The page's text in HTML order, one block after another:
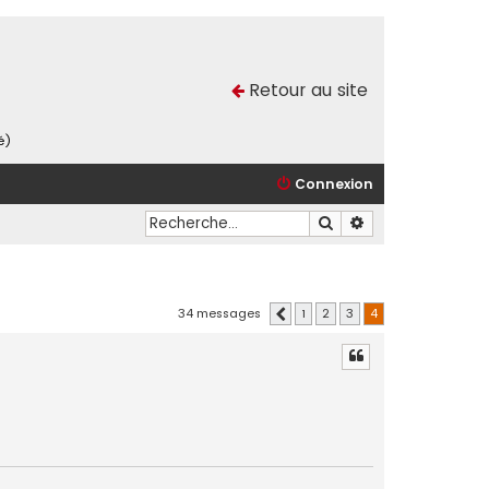
Retour au site
Connexion
Rechercher
34 messages Précédente
1 2 3 4